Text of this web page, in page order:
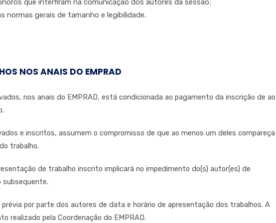
que interfiram na comunicação dos autores da sessão;
normas gerais de tamanho e legibilidade.
NOS ANAIS DO EMPRAD
nos anais do EMPRAD, está condicionada ao pagamento da inscrição de ao
e inscritos, assumem o compromisso de que ao menos um deles
trabalho.
de trabalho inscrito implicará no impedimento do(s) autor(es) de
subsequente.
por parte dos autores de data e horário de apresentação dos trabalhos. A
realizado pela Coordenação do EMPRAD.